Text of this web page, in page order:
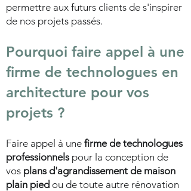
permettre aux futurs clients de s'inspirer
de nos projets passés.
Pourquoi faire appel à une
firme de technologues en
architecture pour vos
projets ?
Faire appel à une firme de technologues
professionnelspour la conception de
vos plans d'agrandissement de maison
plain pied ou de toute autre rénovation